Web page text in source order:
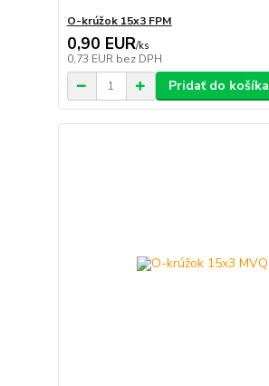
O-krúžok 15x3 FPM
0,90 EUR/ks
0,73 EUR bez DPH
Pridať do košíka